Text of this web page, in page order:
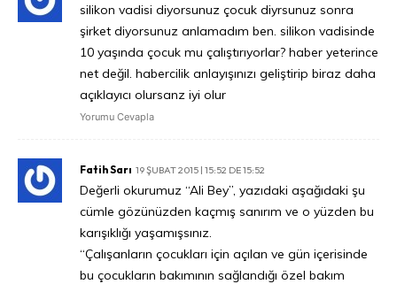
silikon vadisi diyorsunuz çocuk diyrsunuz sonra
şirket diyorsunuz anlamadım ben. silikon vadisinde
10 yaşında çocuk mu çalıştırıyorlar? haber yeterince
net değil. habercilik anlayışınızı geliştirip biraz daha
açıklayıcı olursanz iyi olur
Yorumu Cevapla
Fatih Sarı 19 ŞUBAT 2015 | 15:52 DE 15:52
Değerli okurumuz “Ali Bey”, yazıdaki aşağıdaki şu
cümle gözünüzden kaçmış sanırım ve o yüzden bu
karışıklığı yaşamışsınız.
“Çalışanların çocukları için açılan ve gün içerisinde
bu çocukların bakımının sağlandığı özel bakım